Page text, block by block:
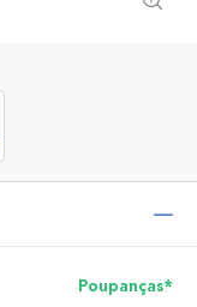
Poupanças*